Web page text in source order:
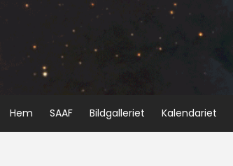
Hem SAAF Bildgalleriet Kalendariet